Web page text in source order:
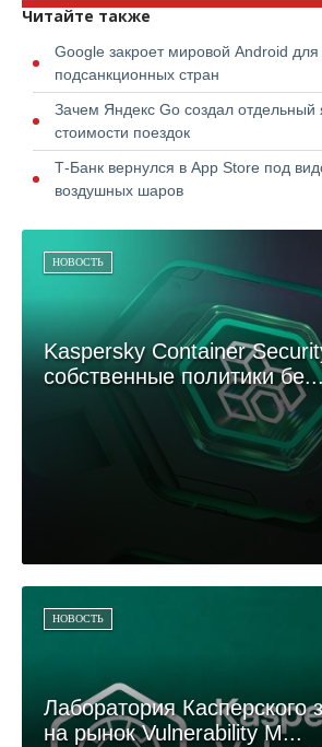
Читайте также
Google закроет мировой Android для
подсанкционных стран
Зачем Яндекс Go создал отдельный
стоимости поездок
Т-Банк вернулся в App Store под
воздушных шаров
НОВОСТЬ
Kaspersky Container
собственные политики
НОВОСТЬ
Лаборатория Касперского
на рынок Vulnerability M...